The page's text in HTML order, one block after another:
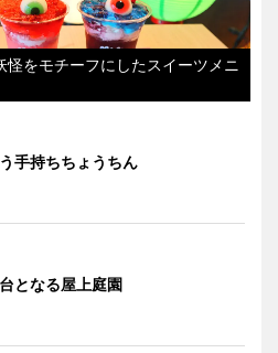
怪をモチーフにしたスイーツメニ
手持ちちょうちん
となる屋上庭園